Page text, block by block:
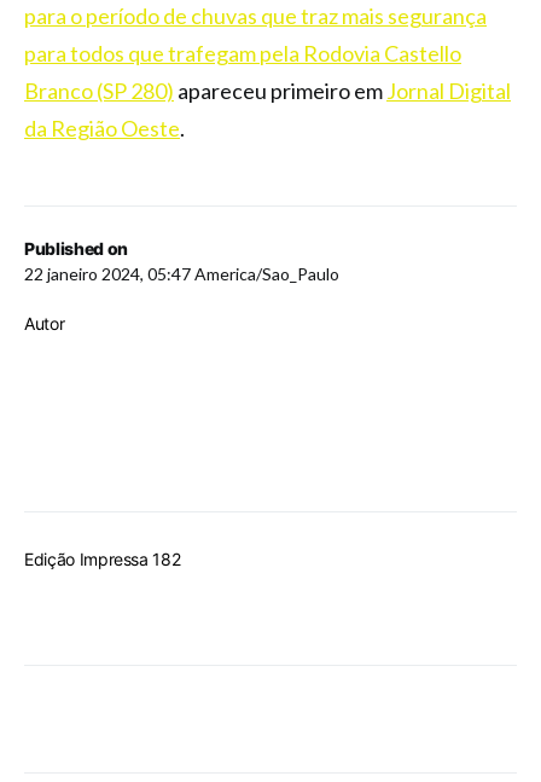
Published on
22 janeiro 2024, 05:47 America/Sao_Paulo
Autor
para o período de chuvas que traz mais segurança
para todos que trafegam pela Rodovia Castello
Branco (SP 280) apareceu primeiro emJornal Digital
da Região Oeste.
Edição Impressa 182